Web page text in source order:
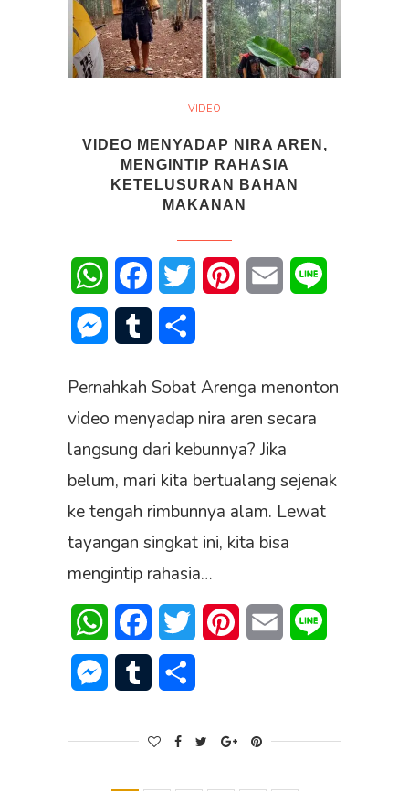
VIDEO
VIDEO MENYADAP NIRA AREN,
MENGINTIP RAHASIA
KETELUSURAN BAHAN
MAKANAN
WhatsAppFacebookTwitter PinterestEmail
Messenger
Tumblr
Pernahkah Sobat Arenga menonton
video menyadap nira aren secara
langsung dari kebunnya? Jika
belum, mari kita bertualang sejenak
ke tengah rimbunnya alam. Lewat
tayangan singkat ini, kita bisa
mengintip rahasia…
WhatsAppFacebookTwitter PinterestEmail
Messenger
Tumblr